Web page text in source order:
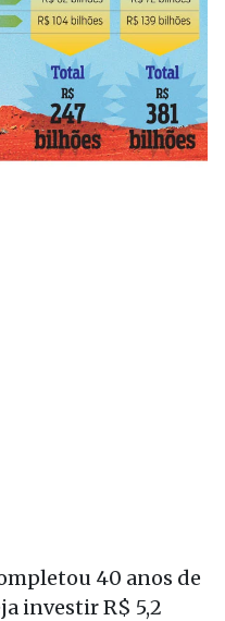
40 anos de
investir R$ 5,2